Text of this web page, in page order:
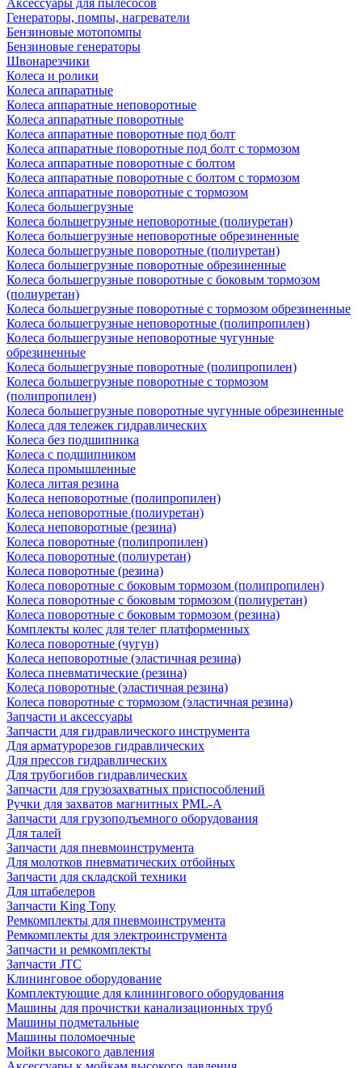
Аксессуары для пылесосов
Генераторы, помпы, нагреватели
Бензиновые мотопомпы
Бензиновые генераторы
Швонарезчики
Колеса и ролики
Колеса аппаратные
Колеса аппаратные неповоротные
Колеса аппаратные поворотные
Колеса аппаратные поворотные под болт
Колеса аппаратные поворотные под болт с тормозом
Колеса аппаратные поворотные с болтом
Колеса аппаратные поворотные с болтом с тормозом
Колеса аппаратные поворотные с тормозом
Колеса большегрузные
Колеса большегрузные неповоротные (полиуретан)
Колеса большегрузные неповоротные обрезиненные
Колеса большегрузные поворотные (полиуретан)
Колеса большегрузные поворотные обрезиненные
Колеса большегрузные поворотные с боковым тормозом
(полиуретан)
Колеса большегрузные поворотные с тормозом обрезиненные
Колеса большегрузные неповоротные (полипропилен)
Колеса большегрузные неповоротные чугунные
обрезиненные
Колеса большегрузные поворотные (полипропилен)
Колеса большегрузные поворотные с тормозом
(полипропилен)
Колеса большегрузные поворотные чугунные обрезиненные
Колеса для тележек гидравлических
Колеса без подшипника
Колеса с подшипником
Колеса промышленные
Колеса литая резина
Колеса неповоротные (полипропилен)
Колеса неповоротные (полиуретан)
Колеса неповоротные (резина)
Колеса поворотные (полипропилен)
Колеса поворотные (полиуретан)
Колеса поворотные (резина)
Колеса поворотные c боковым тормозом (полипропилен)
Колеса поворотные c боковым тормозом (полиуретан)
Колеса поворотные c боковым тормозом (резина)
Комплекты колес для телег платформенных
Колеса поворотные (чугун)
Колеса неповоротные (эластичная резина)
Колеса пневматические (резина)
Колеса поворотные (эластичная резина)
Колеса поворотные c тормозом (эластичная резина)
Запчасти и аксессуары
Запчасти для гидравлического инструмента
Для арматурорезов гидравлических
Для прессов гидравлических
Для трубогибов гидравлических
Запчасти для грузозахватных приспособлений
Ручки для захватов магнитных PML-A
Запчасти для грузоподъемного оборудования
Для талей
Запчасти для пневмоинструмента
Для молотков пневматических отбойных
Запчасти для складской техники
Для штабелеров
Запчасти King Tony
Ремкомплекты для пневмоинструмента
Ремкомплекты для электроинструмента
Запчасти и ремкомплекты
Запчасти JTC
Клининговое оборудование
Комплектующие для клинингового оборудования
Машины для прочистки канализационных труб
Машины подметальные
Машины поломоечные
Мойки высокого давления